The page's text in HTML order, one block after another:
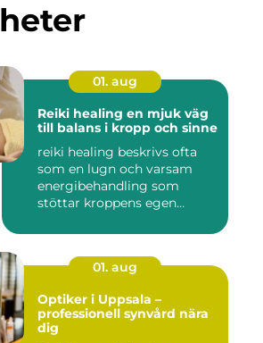
01. aug
Reiki healing en mjuk väg
till balans i kropp och sinne
reiki healing beskrivs ofta
som en lugn och varsam
energibehandling som
stöttar kroppens egen
01. aug
Optiker i Uppsala –
professionell synvård nära
dig